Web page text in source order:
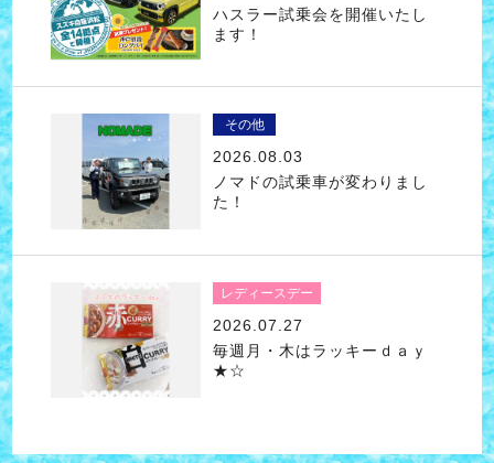
ハスラー試乗会を開催いたし
ます！
その他
2026.08.03
ノマドの試乗車が変わりまし
た！
レディースデー
2026.07.27
毎週月・木はラッキーｄａｙ
★☆